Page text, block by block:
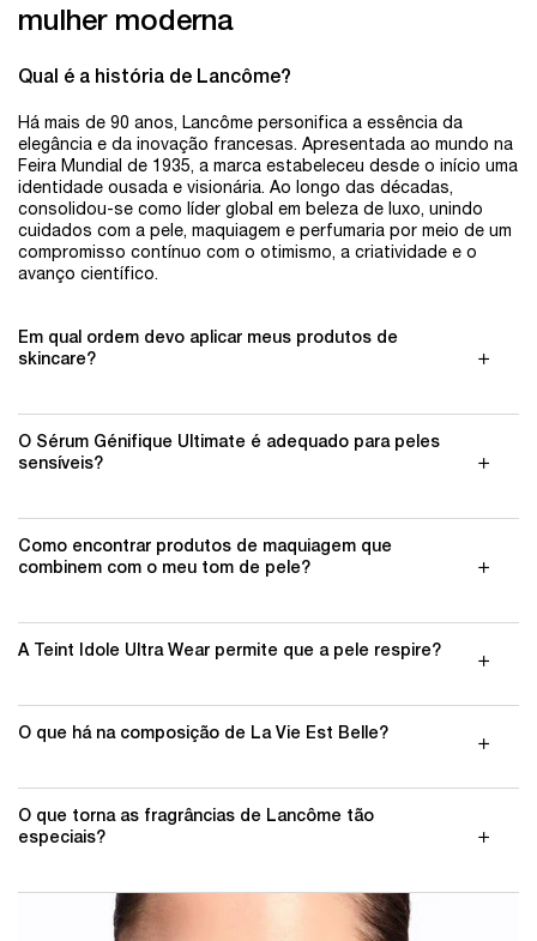
mulher moderna
Qual é a história de Lancôme?
Há mais de 90 anos, Lancôme personifica a essência da
elegância e da inovação francesas. Apresentada ao mundo na
Feira Mundial de 1935, a marca estabeleceu desde o início uma
identidade ousada e visionária. Ao longo das décadas,
consolidou-se como líder global em beleza de luxo, unindo
cuidados com a pele, maquiagem e perfumaria por meio de um
compromisso contínuo com o otimismo, a criatividade e o
avanço científico.
Em qual ordem devo aplicar meus produtos de
skincare?
O Sérum Génifique Ultimate é adequado para peles
sensíveis?
Como encontrar produtos de maquiagem que
combinem com o meu tom de pele?
A Teint Idole Ultra Wear permite que a pele respire?
O que há na composição de La Vie Est Belle?
O que torna as fragrâncias de Lancôme tão
especiais?